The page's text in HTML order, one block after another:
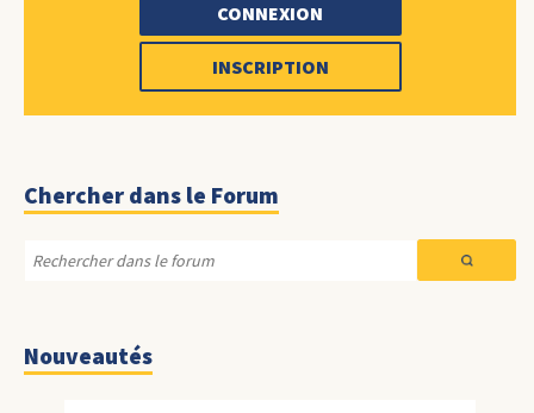
CONNEXION
INSCRIPTION
Chercher dans le Forum
Nouveautés